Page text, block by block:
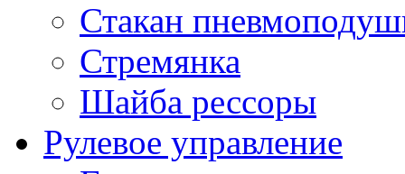
Стакан
Стремянка
Шайба рессоры
Рулевое управление